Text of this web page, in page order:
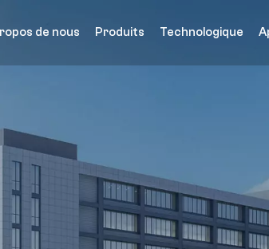
de nous Produits Technologique